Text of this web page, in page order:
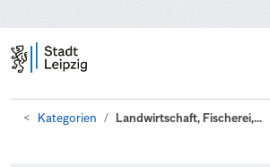
Kategorien Landwirtschaft, Fischerei,...